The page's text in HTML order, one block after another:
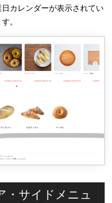
カレンダーが表示されてい
。
・サイドメニュ